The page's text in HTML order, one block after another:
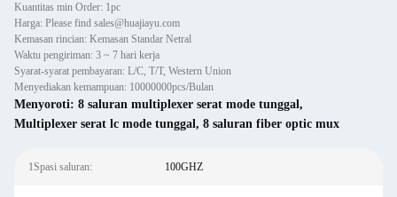
Kuantitas min Order: 1pc
Harga: Please find sales@huajiayu.com
Kemasan rincian: Kemasan Standar Netral
Waktu pengiriman: 3 ~ 7 hari kerja
Syarat-syarat pembayaran: L/C, T/T, Western Union
Menyediakan kemampuan: 10000000pcs/Bulan
Menyoroti: 8 saluran multiplexer serat mode tunggal,
Multiplexer serat lc mode tunggal, 8 saluran fiber optic mux
1Spasi saluran: 100GHZ